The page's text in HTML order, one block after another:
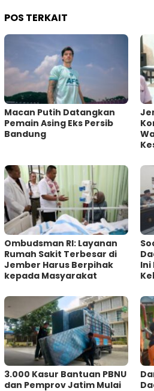
POS TERKAIT
Macan Putih Datangkan
Pemain Asing Eks Persib
Bandung
Ombudsman RI: Layanan
Rumah Sakit Terbesar di
Jember Harus Berpihak
kepada Masyarakat
Ini
3.000 Kasur Bantuan PBNU
dan Pemprov Jatim Mulai